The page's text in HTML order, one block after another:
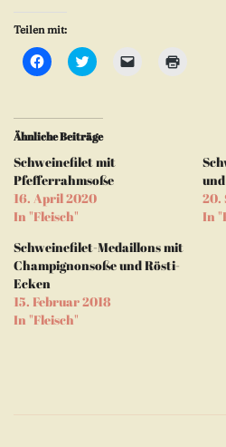
Teilen mit:
Klick,
um
teilen
(Wird
in
neuem
Fenster
geöffnet)
Klick,
um
teilen
(Wird
in
neuem
Fenster
geöffnet)
Klicken,
um
Klicken
zum
Ähnliche Beiträge
Schweinefilet mit
Pfefferrahmsoße
16. April 2020
In "Fleisch"
20.
In
Schweinefilet-Medaillons mit
Champignonsoße und Rösti-
Ecken
15. Februar 2018
In "Fleisch"